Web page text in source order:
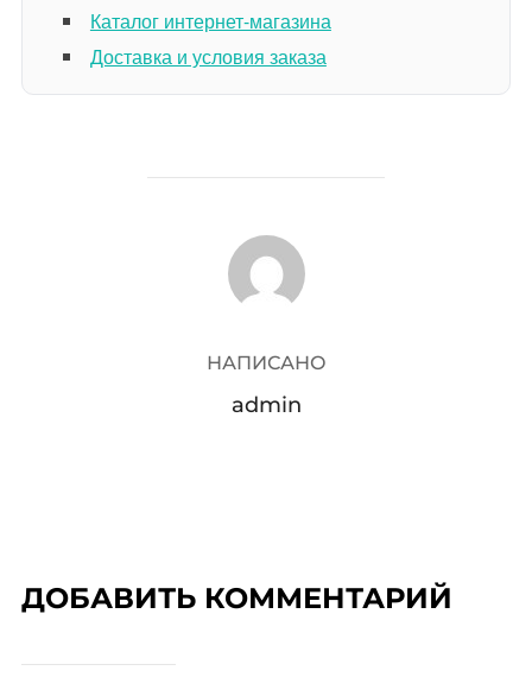
Каталог интернет-магазина
Доставка и условия заказа
АВТОР ЗАПИСИ
НАПИСАНО
admin
ДОБАВИТЬ КОММЕНТАРИЙ